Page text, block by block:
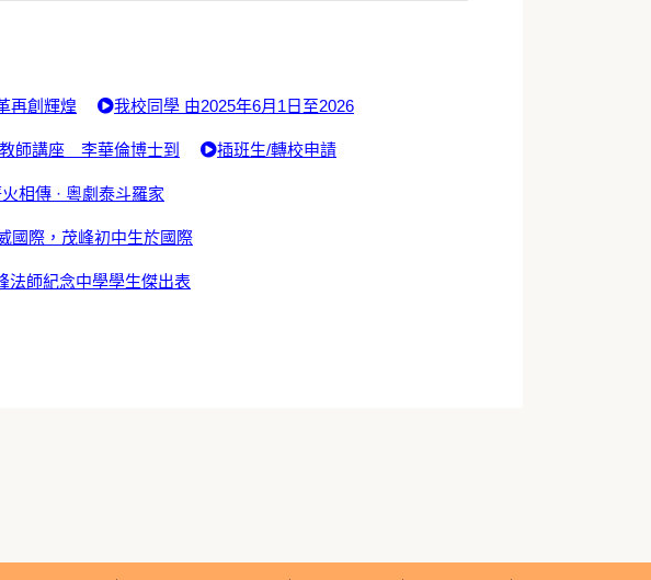
再創輝煌 我校同學 由2025年6月1日至2026
師講座 李華倫博士到 插班生/轉校申請
相傳 · 粵劇泰斗羅家
國際，茂峰初中生於國際
法師紀念中學學生傑出表